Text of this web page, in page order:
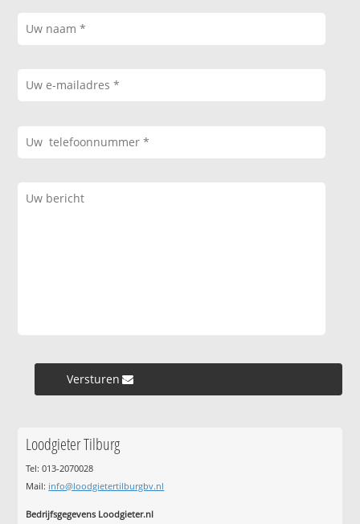
Versturen »
Loodgieter Tilburg
Tel: 013-2070028
Mail: info@loodgietertilburgbv.nl
Bedrijfsgegevens Loodgieter.nl